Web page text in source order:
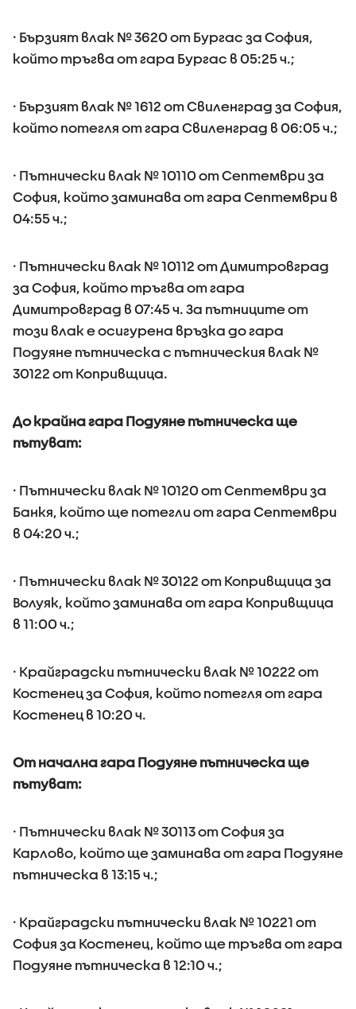
· Бързият влак № 3620 от Бургас за София,
който тръгва от гара Бургас в 05:25 ч.;
· Бързият влак № 1612 от Свиленград за София,
който потегля от гара Свиленград в 06:05 ч.;
· Пътнически влак № 10110 от Септември за
София, който заминава от гара Септември в
04:55 ч.;
· Пътнически влак № 10112 от Димитровград
за София, който тръгва от гара
Димитровград в 07:45 ч. За пътниците от
този влак е осигурена връзка до гара
Подуяне пътническа с пътническия влак №
30122 от Копривщица.
До крайна гара Подуяне пътническа ще
пътуват:
· Пътнически влак № 10120 от Септември за
Банкя, който ще потегли от гара Септември
в 04:20 ч.;
· Пътнически влак № 30122 от Копривщица за
Волуяк, който заминава от гара Копривщица
в 11:00 ч.;
· Крайградски пътнически влак № 10222 от
Костенец за София, който потегля от гара
Костенец в 10:20 ч.
От начална гара Подуяне пътническа ще
пътуват:
· Пътнически влак № 30113 от София за
Карлово, който ще заминава от гара Подуяне
пътническа в 13:15 ч.;
· Крайградски пътнически влак № 10221 от
София за Костенец, който ще тръгва от гара
Подуяне пътническа в 12:10 ч.;